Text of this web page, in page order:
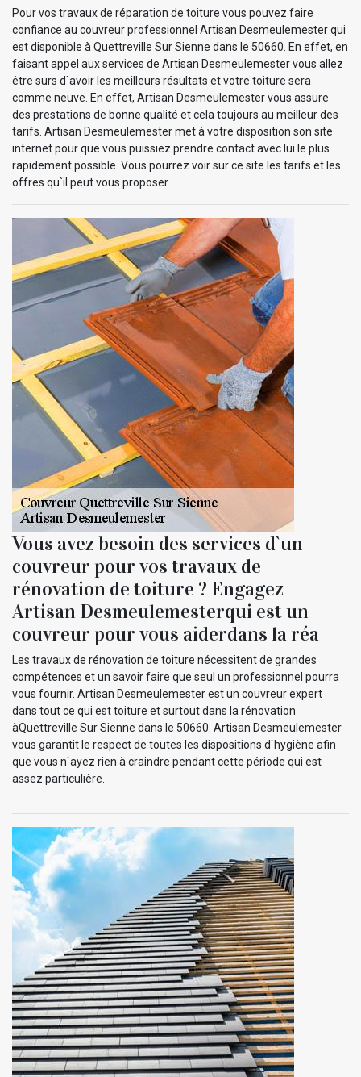
Pour vos travaux de réparation de toiture vous pouvez faire
confiance au couvreur professionnel Artisan Desmeulemester qui
est disponible à Quettreville Sur Sienne dans le 50660. En effet, en
faisant appel aux services de Artisan Desmeulemester vous allez
être surs d`avoir les meilleurs résultats et votre toiture sera
comme neuve. En effet, Artisan Desmeulemester vous assure
des prestations de bonne qualité et cela toujours au meilleur des
tarifs. Artisan Desmeulemester met à votre disposition son site
internet pour que vous puissiez prendre contact avec lui le plus
rapidement possible. Vous pourrez voir sur ce site les tarifs et les
offres qu`il peut vous proposer.
Vous avez besoin des services d`un
couvreur pour vos travaux de
rénovation de toiture ? Engagez
Artisan Desmeulemesterqui est un
couvreur pour vous aiderdans la réa
Les travaux de rénovation de toiture nécessitent de grandes
compétences et un savoir faire que seul un professionnel pourra
vous fournir. Artisan Desmeulemester est un couvreur expert
dans tout ce qui est toiture et surtout dans la rénovation
àQuettreville Sur Sienne dans le 50660. Artisan Desmeulemester
vous garantit le respect de toutes les dispositions d`hygiène afin
que vous n`ayez rien à craindre pendant cette période qui est
assez particulière.